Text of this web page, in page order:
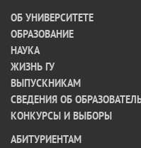
ОБ УНИВЕРСИТЕТЕ
ОБРАЗОВАНИЕ
НАУКА
ЖИЗНЬ ГУ
ВЫПУСКНИКАМ
СВЕДЕНИЯ ОБ
КОНКУРСЫ И ВЫБОРЫ
АБИТУРИЕНТАМ